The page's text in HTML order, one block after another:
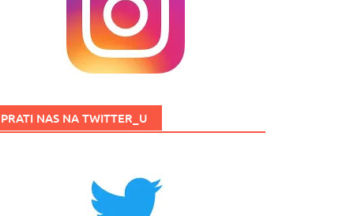
PRATI NAS NA TWITTER_U